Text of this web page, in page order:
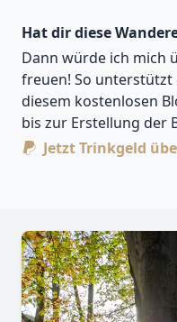
Hat dir diese
Dann würde ich mich
freuen! So
diesem kostenlosen
bis zur Erstellung der
Jetzt Trinkgeld
−